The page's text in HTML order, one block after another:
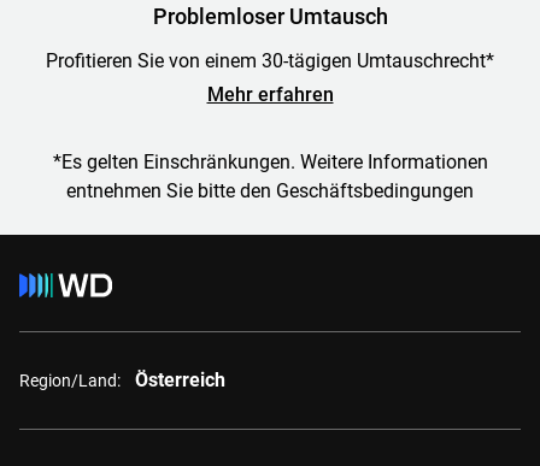
Problemloser Umtausch
Profitieren Sie von einem 30-tägigen Umtauschrecht*
Mehr erfahren
*Es gelten Einschränkungen. Weitere Informationen
entnehmen Sie bitte den Geschäftsbedingungen
Region/Land: Österreich